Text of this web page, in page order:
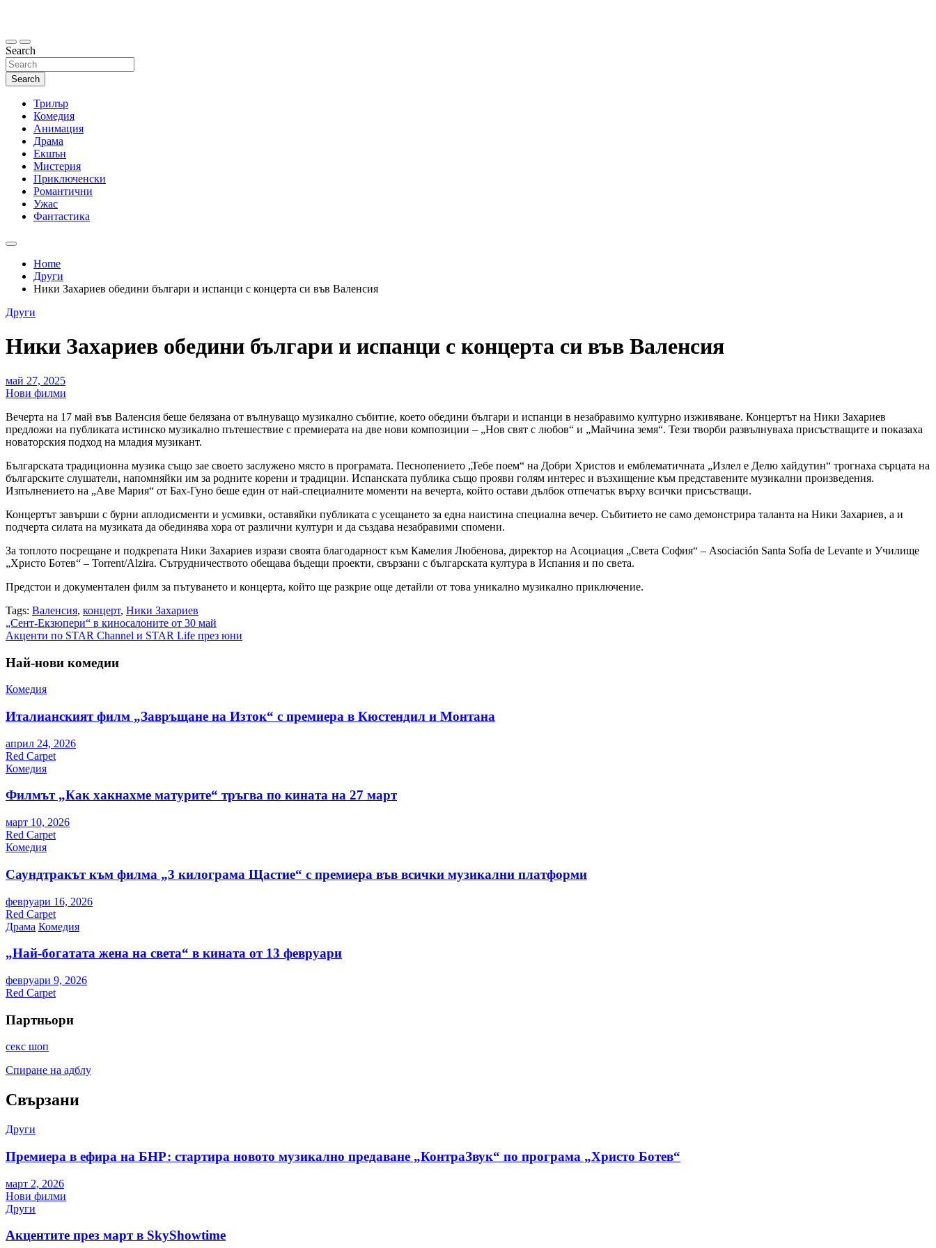
Search
Search
Трилър
Комедия
Анимация
Драма
Екшън
Мистерия
Приключенски
Романтични
Ужас
Фантастика
Home
Други
Ники Захариев обедини българи и испанци с концерта си във Валенсия
Други
Ники Захариев обедини българи и испанци с концерта си във Валенсия
май 27, 2025
Нови филми
Вечерта на 17 май във Валенсия беше белязана от вълнуващо музикално събитие, което обедини българи и испанци в незабравимо културно изживяване. Концертът на Ники Захариев
предложи на публиката истинско музикално пътешествие с премиерата на две нови композиции – „Нов свят с любов“ и „Майчина земя“. Тези творби развълнуваха присъстващите и показаха
новаторския подход на младия музикант.
Българската традиционна музика също зае своето заслужено място в програмата. Песнопението „Тебе поем“ на Добри Христов и емблематичната „Излел е Делю хайдутин“ трогнаха сърцата на
българските слушатели, напомняйки им за родните корени и традиции. Испанската публика също прояви голям интерес и възхищение към представените музикални произведения.
Изпълнението на „Аве Мария“ от Бах-Гуно беше един от най-специалните моменти на вечерта, който остави дълбок отпечатък върху всички присъстващи.
Концертът завърши с бурни аплодисменти и усмивки, оставяйки публиката с усещането за една наистина специална вечер. Събитието не само демонстрира таланта на Ники Захариев, а и
подчерта силата на музиката да обединява хора от различни култури и да създава незабравими спомени.
За топлото посрещане и подкрепата Ники Захариев изрази своята благодарност към Камелия Любенова, директор на Асоциация „Света София“ – Asociación Santa Sofía de Levante и Училище
„Христо Ботев“ – Torrent/Alzira. Сътрудничеството обещава бъдещи проекти, свързани с българската култура в Испания и по света.
Предстои и документален филм за пътуването и концерта, който ще разкрие още детайли от това уникално музикално приключение.
Tags: Валенсия, концерт, Ники Захариев
Навигация
„Сент-Екзюпери“ в киносалоните от 30 май
Акценти по STAR Channel и STAR Life през юни
Най-нови комедии
Комедия
Италианският филм „Завръщане на Изток“ с премиера в Кюстендил и Монтана
април 24, 2026
Red Carpet
Комедия
Филмът „Как хакнахме матурите“ тръгва по кината на 27 март
март 10, 2026
Red Carpet
Комедия
Саундтракът към филма „3 килограма Щастие“ с премиера във всички музикални платформи
февруари 16, 2026
Red Carpet
Драма Комедия
„Най-богатата жена на света“ в кината от 13 февруари
февруари 9, 2026
Red Carpet
Партньори
секс шоп
Спиране на адблу
Свързани
Други
Премиера в ефира на БНР: стартира новото музикално предаване „КонтраЗвук“ по програма „Христо Ботев“
март 2, 2026
Нови филми
Други
Акцентите през март в SkyShowtime